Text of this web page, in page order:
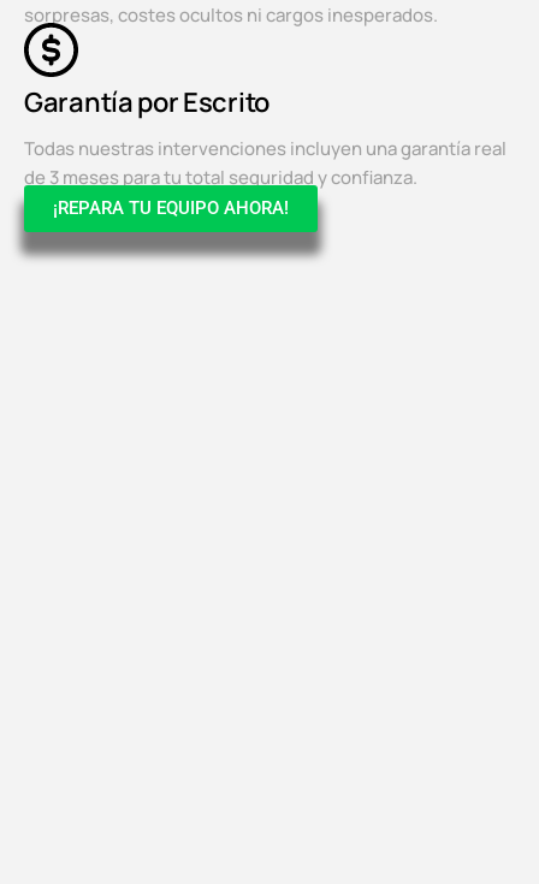
sorpresas, costes ocultos ni cargos inesperados.
Garantía por Escrito
Todas nuestras intervenciones incluyen una garantía real
de 3 meses para tu total seguridad y confianza.
¡REPARA TU EQUIPO AHORA!